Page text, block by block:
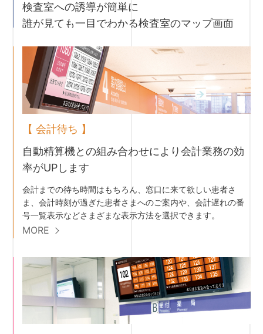
検査室への誘導が簡単に
誰が見ても一目でわかる検査室のマップ画面
お使いのシステム環境を変えずに各種検査に合わせた画面設
定ですぐにご利用いただけます。番号表示だけでなく、検査
室をマップ表示にすることで直感的に確認できる画面表示が
可能です。
MORE
【 会計待ち 】
自動精算機との組み合わせにより会計業務の効
率がUPします
会計までの待ち時間はもちろん、窓口に来て欲しい患者さ
ま、会計時刻が過ぎた患者さまへのご案内や、会計遅れの番
号一覧表示などさまざまな表示方法を選択できます。
MORE